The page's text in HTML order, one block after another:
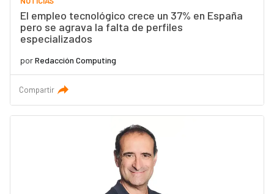
El empleo tecnológico crece un 37% en España
pero se agrava la falta de perfiles
especializados
porRedacción Computing
Compartir